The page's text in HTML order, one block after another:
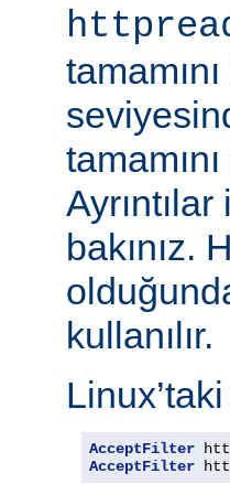
Ayrıntılar
bakınız.
kullanılır.
AcceptFilter
AcceptFilter